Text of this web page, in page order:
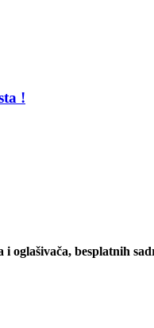
!
oglašivača, besplatnih